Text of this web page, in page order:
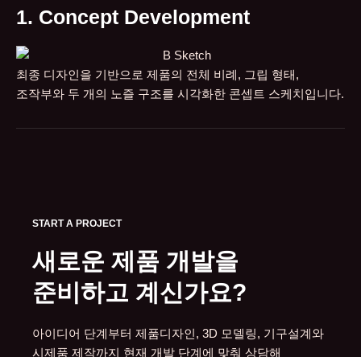
1. Concept Development
최종 디자인을 기반으로 제품의 전체 비례, 그립 형태,
조작부와 두 개의 노즐 구조를 시각화한 콘셉트 스케치입니다.
START A PROJECT
새로운 제품 개발을
준비하고 계신가요?
아이디어 단계부터 제품디자인, 3D 모델링, 기구설계와
시제품 제작까지 현재 개발 단계에 맞춰 상담해